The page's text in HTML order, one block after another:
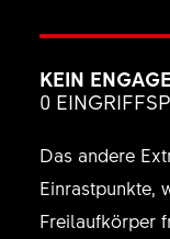
KEIN
0
Das andere
Einrastpunkte,
Freilaufkörper